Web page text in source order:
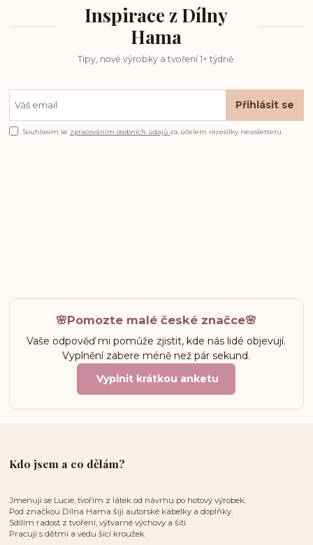
Inspirace z Dílny
Hama
Tipy, nové výrobky a tvoření 1× týdně.
Přihlásit se
Souhlasím se zpracováním osobních údajů za účelem rozesílky newsletteru.
🌸Pomozte malé české značce🌸
Vaše odpověď mi pomůže zjistit, kde nás lidé objevují.
Vyplnění zabere méně než pár sekund.
Vyplnit krátkou anketu
Kdo jsem a co dělám?
Jmenuji se Lucie, tvořím z látek od návrhu po hotový výrobek.
Pod značkou Dílna Hama šiji autorské kabelky a doplňky.
Sdílím radost z tvoření, výtvarné výchovy a šití.
Pracuji s dětmi a vedu šicí kroužek.